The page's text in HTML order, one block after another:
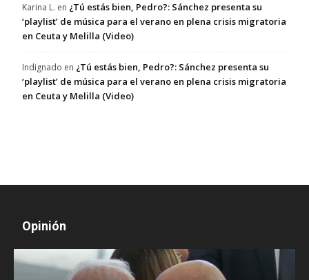
Karina L. en ¿Tú estás bien, Pedro?: Sánchez presenta su
‘playlist’ de música para el verano en plena crisis migratoria
en Ceuta y Melilla (Video)
Indignado en ¿Tú estás bien, Pedro?: Sánchez presenta su
‘playlist’ de música para el verano en plena crisis migratoria
en Ceuta y Melilla (Video)
Opinión